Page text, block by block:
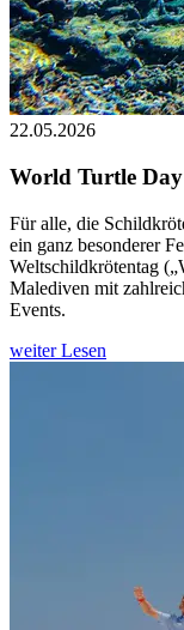
22.05.2026
World Turtle
Für alle, die
ein ganz besonderer
Weltschildkrötentag
Malediven mit
Events.
weiter Lesen